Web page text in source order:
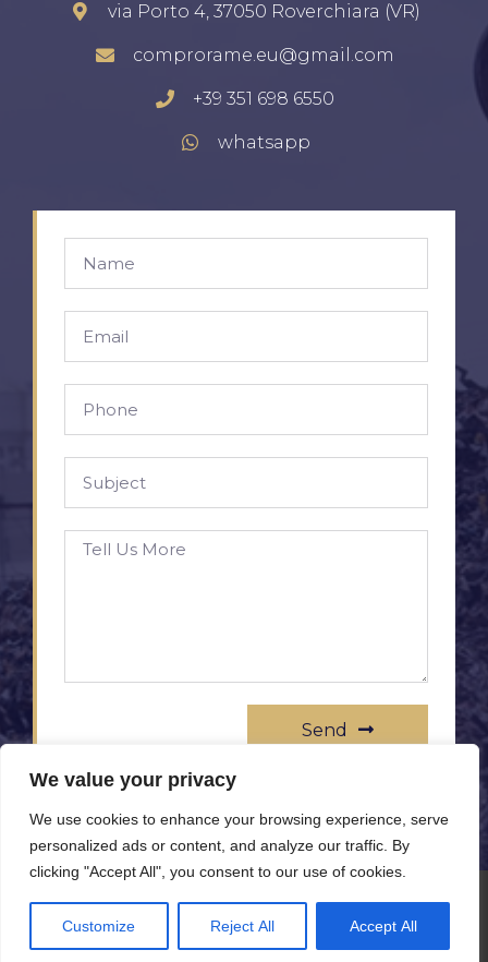
We value your privacy
We use cookies to enhance your browsing experience, serve
personalized ads or content, and analyze our traffic. By
clicking "Accept All", you consent to our use of cookies.
Customize Reject All Accept All
via Porto 4, 37050 Roverchiara (VR)
comprorame.eu@gmail.com
+39 351 698 6550
whatsapp
Send
© All rights reserved www.rameprezzo.it